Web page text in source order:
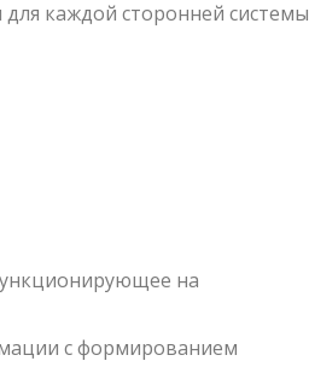
каждой сторонней системы
на
с формированием